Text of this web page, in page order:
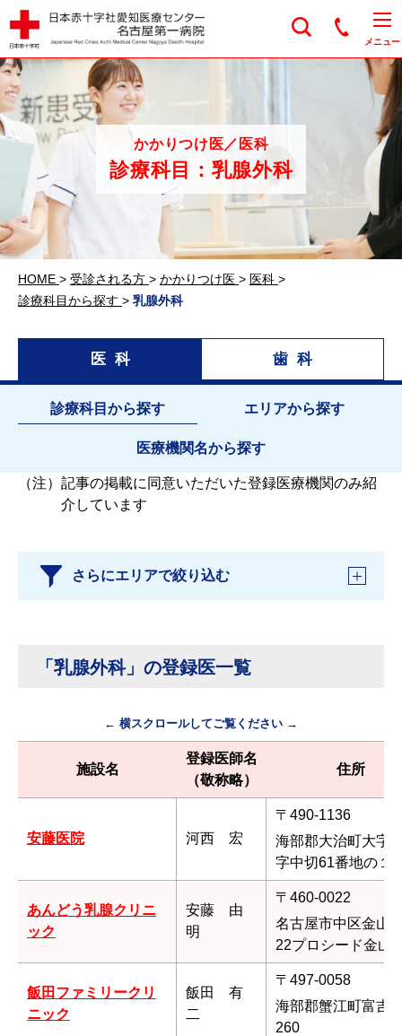
メニュー
かかりつけ医／医科
診療科目：乳腺外科
HOME > 受診される方 > かかりつけ医 > 医科 >
診療科目から探す > 乳腺外科
医科 歯科
診療科目から探す エリアから探す
医療機関名から探す
（注） 記事の掲載に同意いただいた登録医療機関のみ紹
介しています
さらにエリアで絞り込む
「乳腺外科」の登録医一覧
← 横スクロールしてご覧ください →
施設名
登録医師名
（敬称略）
住所
安藤医院 河西 宏
〒490-1136
海部郡大治町大字
字中切61番地の１
あんどう乳腺クリニ
ック
安藤 由
明
〒460-0022
名古屋市中区金山
22プロシード金山
飯田ファミリークリ
ニック
飯田 有
二
〒497-0058
海部郡蟹江町富吉3-
260